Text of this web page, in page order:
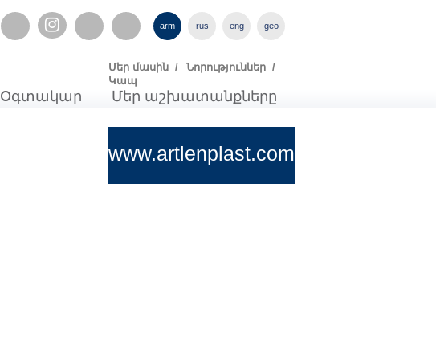
Instagram arm rus eng geo
Մեր մասին /
Նորություններ /
Կապ
Օգտակար Մեր աշխատանքները
www.artlenplast.com